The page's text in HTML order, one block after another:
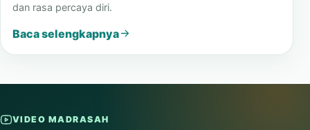
dan rasa percaya diri.
Baca selengkapnya
VIDEO MADRASAH